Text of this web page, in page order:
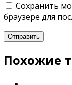
Сохранить
браузере для
Похожие